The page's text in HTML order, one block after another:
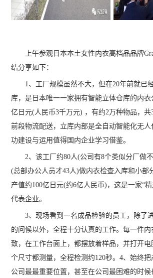
上午参观日本本土女性内衣高档品品牌
结分享如下：
1、工厂规模虽然不大，但在20年前就已
库，是日本唯一一家拥有智能立体仓库的内
亿日元(人民币3千万元) ，有约2万种物品，
前段物流配送，立库内部是全自动智能化无
功建设与运用值得国内企业学习借鉴。
2、该工厂约80人(公司有8个类似分厂做
(总部办公人员才43人)做内衣检查入库和小部
产值约100亿日元(约6亿人民币)，这是一家“
代表企业。
3、现场看到一名成品检验的员工，除了
的问候以外，全程十分认真的工作。每一件内
致，在工作台面上，都摆放着样品，并打开
个尺寸都测量，全程检测约120秒。4、始终
公司最最重要位置，甚至在公司最困难的时